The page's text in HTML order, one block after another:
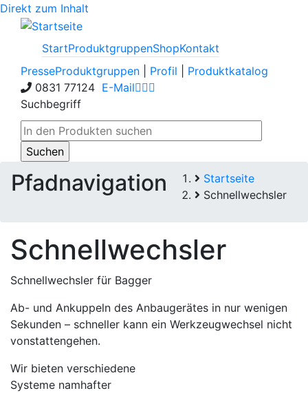
Direkt zum Inhalt
StartProduktgruppenShopKontakt
PresseProduktgruppen Profil
Produktkatalog
0831 77124 E-Mail
Suchbegriff
Pfadnavigation
Startseite
Schnellwechsler
Schnellwechsler
Schnellwechsler für Bagger
Ab- und Ankuppeln des Anbaugerätes in nur wenigen
Sekunden – schneller kann ein Werkzeugwechsel nicht
vonstattengehen.
Wir bieten verschiedene
Systeme namhafter